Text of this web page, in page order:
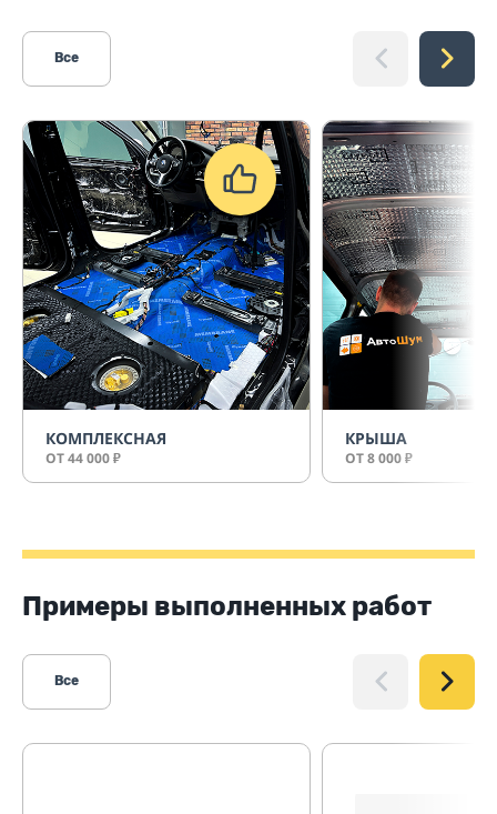
Все
КОМПЛЕКСНАЯ
ОТ 44 000 ₽
КРЫША
ОТ 8 000 ₽
Примеры выполненных работ
Все